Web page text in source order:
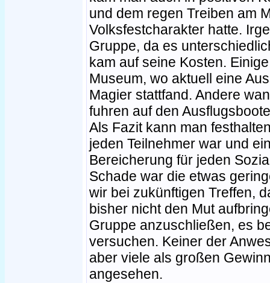
und dem regen Treiben am
Volksfestcharakter hatte.
Gruppe, da es
kam auf seine Kosten.
Museum, wo aktuell eine
Magier stattfand. Andere
fuhren auf den
Als Fazit kann man
jeden Teilnehmer war und
Bereicherung für jeden
Schade war die etwas
wir bei zukünftigen Treffen,
bisher nicht den Mut
Gruppe anzuschließen, es
versuchen. Keiner der
aber viele als großen
angesehen.